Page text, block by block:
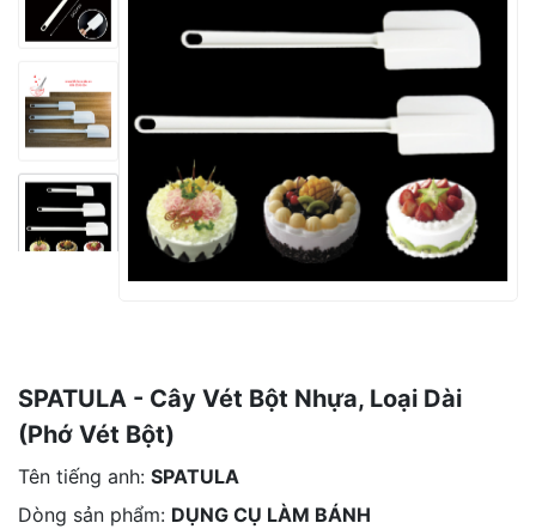
SPATULA - Cây Vét Bột Nhựa, Loại Dài
(phớ Vét Bột)
Tên tiếng anh: SPATULA
Dòng sản phẩm: DỤNG CỤ LÀM BÁNH